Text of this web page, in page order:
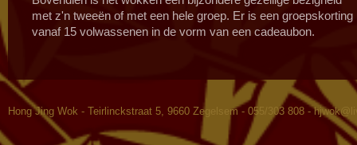
met z'n tweeën of met een hele groep. Er is een groepskorting
vanaf 15 volwassenen in de vorm van een cadeaubon.
Hong Jing Wok - Teirlinckstraat 5, 9660 Zegelsem - 055/303 808 -